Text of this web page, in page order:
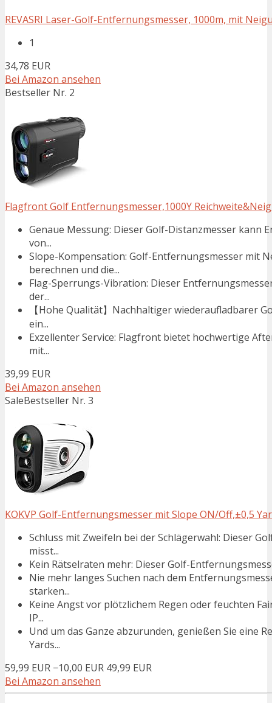
REVASRI Laser-Golf-Entfernungsmesser, 1000m, mit
1
34,78 EUR
Bei Amazon ansehen
Bestseller Nr. 2
Flagfront Golf Entfernungsmesser,1000Y
Genaue Messung: Dieser Golf-Distanzmesser kann
von...
Slope-Kompensation: Golf-Entfernungsmesser mit
berechnen und die...
Flag-Sperrungs-Vibration: Dieser
der...
【Hohe Qualität】Nachhaltiger wiederaufladbarer
ein...
Exzellenter Service: Flagfront bietet hochwertige
mit...
39,99 EUR
Bei Amazon ansehen
SaleBestseller Nr. 3
KOKVP Golf-Entfernungsmesser mit Slope ON/Off,±0,5
Schluss mit Zweifeln bei der Schlägerwahl: Dieser
misst...
Kein Rätselraten mehr: Dieser Golf-
Nie mehr langes Suchen nach dem
starken...
Keine Angst vor plötzlichem Regen oder feuchten
IP...
Und um das Ganze abzurunden, genießen Sie eine
Yards...
59,99 EUR −10,00 EUR 49,99 EUR
Bei Amazon ansehen